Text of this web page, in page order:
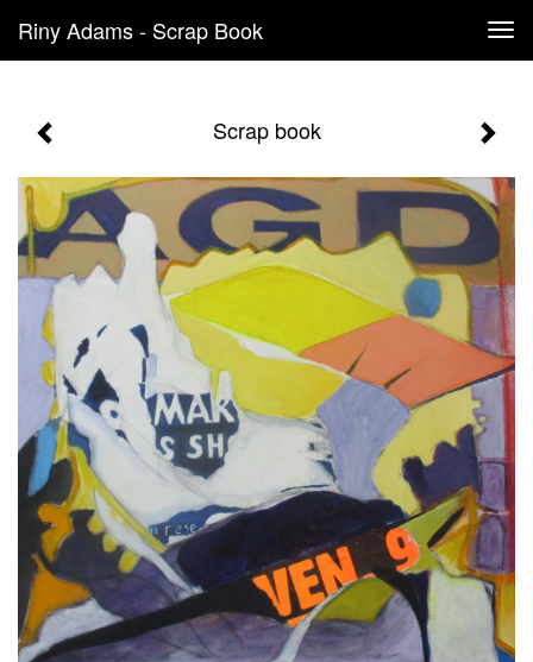
Riny Adams - Scrap Book
Scrap book